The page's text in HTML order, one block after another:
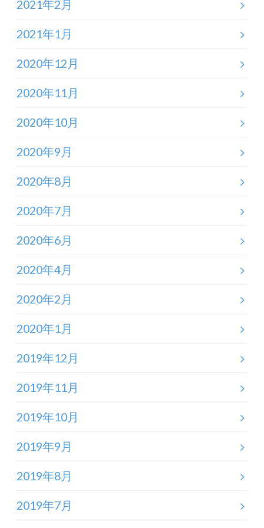
2021年2月
2021年1月
2020年12月
2020年11月
2020年10月
2020年9月
2020年8月
2020年7月
2020年6月
2020年4月
2020年2月
2020年1月
2019年12月
2019年11月
2019年10月
2019年9月
2019年8月
2019年7月